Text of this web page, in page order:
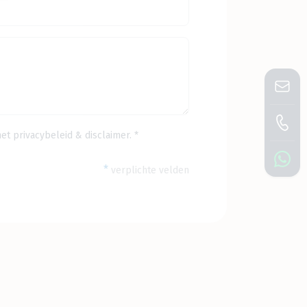
privacybeleid & disclaimer. *
* verplichte velden